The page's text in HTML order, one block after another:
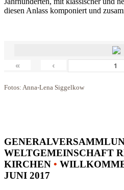
diesen Anlass komponiert und
« ‹
Fotos: Anna-Lena Siggelkow
WELTGEMEINSCHAFT
KIRCHEN •
JUNI 2017